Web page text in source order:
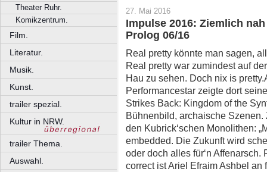
Theater Ruhr.
Komikzentrum.
Film.
Literatur.
Musik.
Kunst.
trailer spezial.
Kultur in NRW.
trailer Thema.
Auswahl.
27. Mai 2016
Impulse 2016: Ziemlich
Prolog 06/16
Real pretty könnte man sagen,
Real pretty war zumindest auf
Hau zu sehen. Doch nix is
Performancestar zeigte dort
Strikes Back: Kingdom of the
Bühnenbild, archaische
den Kubrick‘schen Monolithen:
embedded. Die Zukunft wird
oder doch alles für‘n
correct ist Ariel Efraim Ashbel